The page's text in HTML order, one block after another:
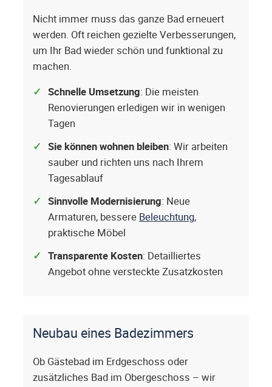
Nicht immer muss das ganze Bad erneuert
werden. Oft reichen gezielte Verbesserungen,
um Ihr Bad wieder schön und funktional zu
machen.
Schnelle Umsetzung: Die meisten
Renovierungen erledigen wir in wenigen
Tagen
Sie können wohnen bleiben: Wir arbeiten
sauber und richten uns nach Ihrem
Tagesablauf
Sinnvolle Modernisierung: Neue
Armaturen, bessere Beleuchtung,
praktische Möbel
Transparente Kosten: Detailliertes
Angebot ohne versteckte Zusatzkosten
Neubau eines Badezimmers
Ob Gästebad im Erdgeschoss oder
zusätzliches Bad im Obergeschoss – wir